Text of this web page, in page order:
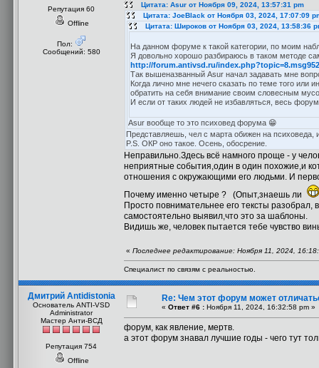
Репутация 60
Offline
Пол:
Сообщений: 580
Цитата: Asur от Ноября 09, 2024, 13:57:31 pm
Цитата: JoeBlack от Ноября 03, 2024, 17:07:09
Цитата: Широков от Ноября 03, 2024, 13:58:36
На данном форуме к такой категории, по моим
Я довольно хорошо разбираюсь в таком методе
http://forum.antivsd.ru/
Так вышеназванный Asur начал задавать мне
Когда лично мне нечего сказать по теме того или
обратить на себя внимание своим словесным
И если от таких людей не избавляться, весь
Asur вообще то это психовед форума 😁
Представляешь, чел с марта обижен на психоведа,
P.S. ОКР оно такое. Осень, обосрение.
Неправильно.Здесь всё намного проще - у
неприятные события,один в один похожие,и
отношения с окружающими его людьми. И
Почему именно четыре ? (Опыт,знаешь ли
Просто повнимательнее его тексты
самостоятельно выявил,что это за шаблоны.
Видишь же, человек пытается тебе чувство
« Последнее редактирование: Ноября 11, 2024,
Специалист по связям с реальностью.
Дмитрий Antidistonia
Основатель ANTI-VSD
Administrator
Мастер Анти-ВСД
Репутация 754
Offline
Re: Чем этот форум может
« Ответ #6 : Ноября 11, 2024, 16:32:58 pm »
форум, как явление, мертв.
а этот форум знавал лучшие годы - чего тут